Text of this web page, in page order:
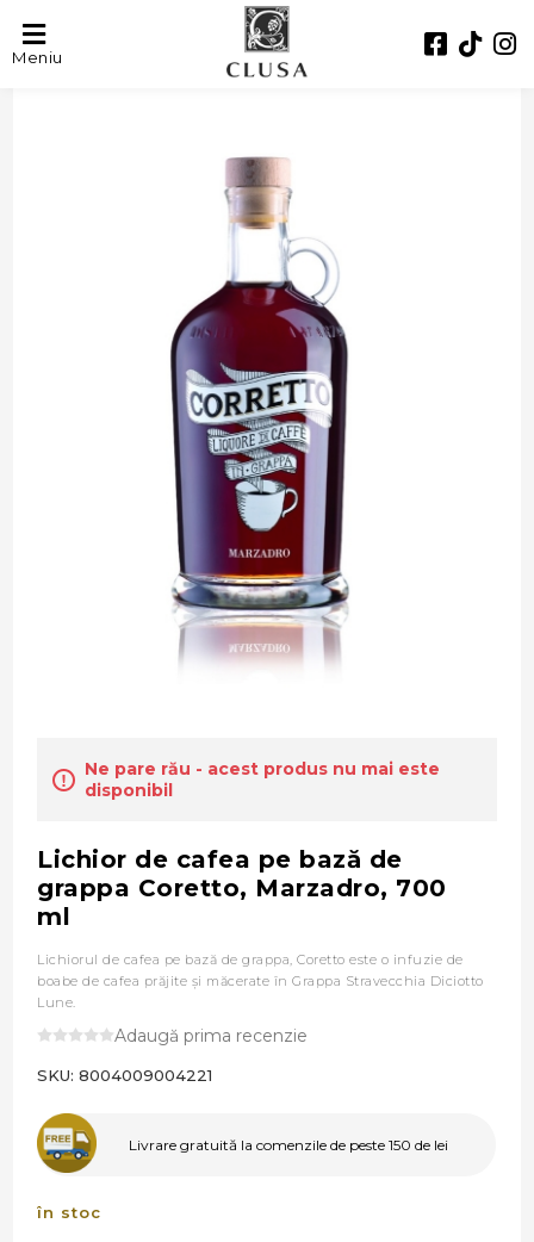
Meniu
Ne pare rău - acest produs nu mai este
disponibil
Lichior de cafea pe bază de
grappa Coretto, Marzadro, 700
ml
Lichiorul de cafea pe bază de grappa, Coretto este o infuzie de
boabe de cafea prăjite şi măcerate în Grappa Stravecchia Diciotto
Lune.
Adaugă prima recenzie
SKU: 8004009004221
Livrare gratuită la comenzile de peste 150 de lei
în stoc